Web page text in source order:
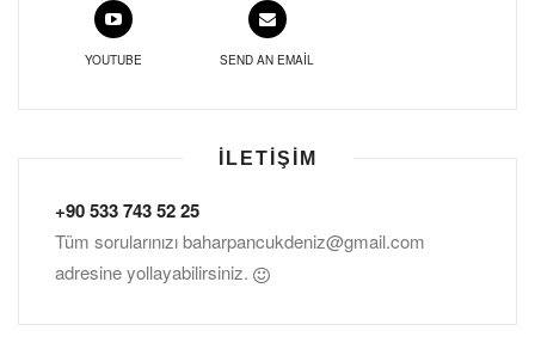
YOUTUBE SEND AN EMAIL
İLETIŞIM
+90 533 743 52 25
Tüm sorularınızıbaharpancukdeniz@gmail.com
adresine yollayabilirsiniz.